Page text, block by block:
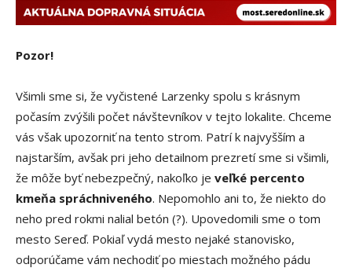
Pozor!
Všimli sme si, že vyčistené Larzenky spolu s krásnym
počasím zvýšili počet návštevníkov v tejto lokalite. Chceme
vás však upozorniť na tento strom. Patrí k najvyšším a
najstarším, avšak pri jeho detailnom prezretí sme si všimli,
že môže byť nebezpečný, nakoľko je veľké percento
kmeňa spráchniveného. Nepomohlo ani to, že niekto do
neho pred rokmi nalial betón (?). Upovedomili sme o tom
mesto Sereď. Pokiaľ vydá mesto nejaké stanovisko,
odporúčame vám nechodiť po miestach možného pádu